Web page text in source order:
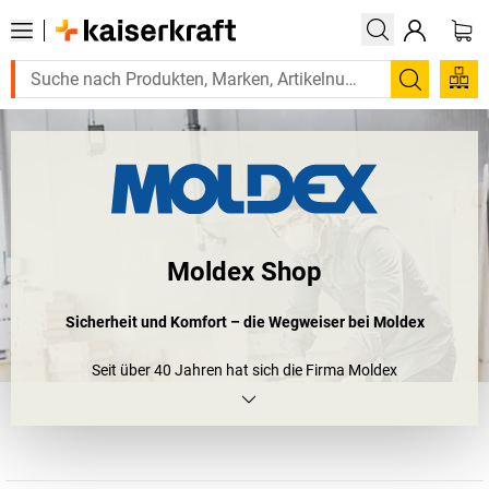
Suchen
Moldex Shop
Sicherheit und Komfort – die Wegweiser bei Moldex
Seit über 40 Jahren hat sich die Firma Moldex
Anwenderfreundlichkeit als ein wichtiges Zusatzkriterium für ihre